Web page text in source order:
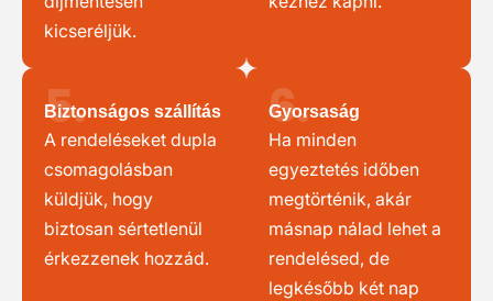
kicseréljük.
5.
Biztonságos szállítás
A rendeléseket dupla
csomagolásban
küldjük, hogy
biztosan sértetlenül
érkezzenek hozzád.
6.
Gyorsaság
Ha minden
egyeztetés időben
megtörténik, akár
másnap nálad lehet a
rendelésed, de
legkésőbb két nap